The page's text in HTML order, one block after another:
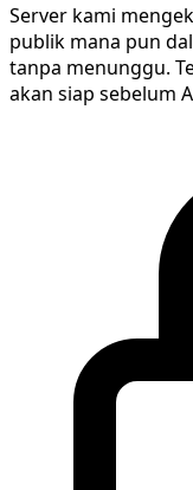
Server kami
publik mana pun
tanpa menunggu.
akan siap sebelum